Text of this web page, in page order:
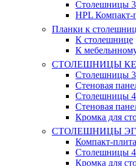
Столешницы
HPL Компакт-
Планки к
К столешнице
К
СТОЛЕШНИЦЫ
Столешницы
Стеновая
Столешницы
Стеновая
Кромка для
СТОЛЕШНИЦЫ
Компакт-плита
Столешницы
Кромка для